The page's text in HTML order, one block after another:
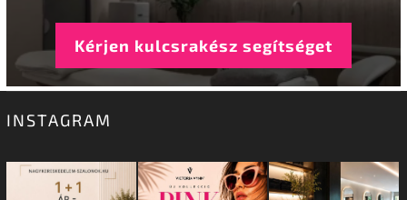
Kérjen kulcsrakész segítséget
INSTAGRAM